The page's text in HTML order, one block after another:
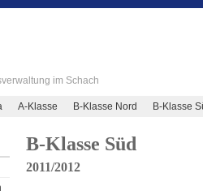
im Schach
A-Klasse B-Klasse Nord B-Klasse
B-Klasse Süd
2011/2012